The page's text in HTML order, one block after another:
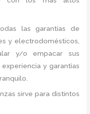
las garantías de
y electrodomésticos,
y/o empacar sus
y garantías
sirve para distintos